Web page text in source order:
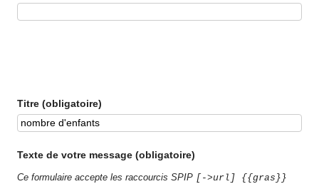
Titre (obligatoire)
Texte de votre message (obligatoire)
Ce formulaire accepte les raccourcis SPIP [->url] {{gras}}